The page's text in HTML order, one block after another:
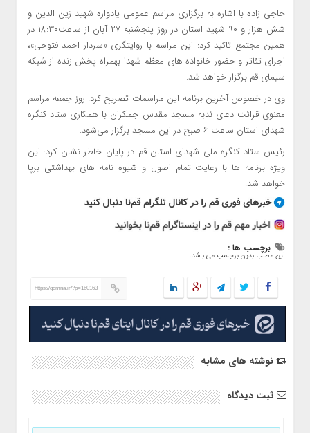
حاجی زاده با اشاره به برگزاری مراسم عمومی یادواره شهید زین الدین و
شش هزار و ۹۰ شهید استان در روز پنجشنبه ۲۷ آبان از ساعت۱۸:۳۰ در
همین مجتمع تاکید کرد: این مراسم با روایتگری «سردار احمد فتوحی»،
اجرای تئاتر و حضور خانواده های معظم شهدا بهمراه پخش زنده از شبکه
سیمای قم برگزار خواهد شد.
وی در خصوص آخرین برنامه این مراسمات تصریح کرد: روز جمعه مراسم
معنوی قرائت دعای ندبه مسجد مقدس جمکران با همکاری ستاد کنگره
شهدای استان ساعت ۶ صبح در این مسجد برگزار می‌شود.
رئیس ستاد کنگره ملی شهدای استان قم در پایان خاطر نشان کرد: این
ویژه برنامه ها با رعایت تمام اصول و شیوه نامه های بهداشتی برپا
خواهد شد.
برچسب ها :
این مطلب بدون برچسب می باشد.
https://qomna.ir/?p=160163
نوشته های مشابه
ثبت دیدگاه